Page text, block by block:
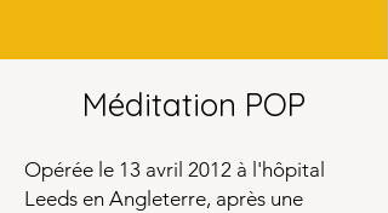
Méditation POP
Opérée le 13 avril 2012 à l'hôpital
Leeds en Angleterre, après une